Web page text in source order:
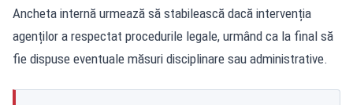
Ancheta internă urmează să stabilească dacă intervenția
agenților a respectat procedurile legale, urmând ca la final să
fie dispuse eventuale măsuri disciplinare sau administrative.